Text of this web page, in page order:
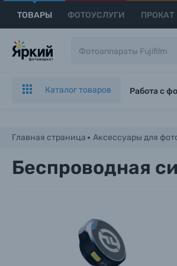
ТОВАРЫ ФОТОУСЛУГИ ПРОКАТ
Каталог товаров Работа с
Главная страница Аксессуары для
Беспроводная